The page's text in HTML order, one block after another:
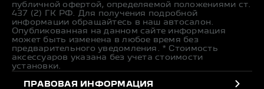
публичной офертой, определяемой положениями ст.
437 (2) ГК РФ. Для получения подробной
информации обращайтесь в наш автосалон.
Опубликованная на данном сайте информация
может быть изменена в любое время без
предварительного уведомления. * Стоимость
аксессуаров указана без учета стоимости
установки.
ПРАВОВАЯ ИНФОРМАЦИЯ